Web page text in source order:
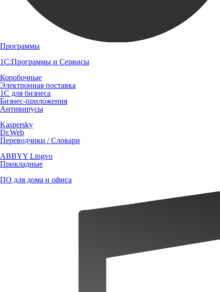
Программы
1С:Программы и Сервисы
Коробочные
Электронная поставка
1С для бизнеса
Бизнес-приложения
Антивирусы
Kaspersky
Dr.Web
Переводчики / Словари
ABBYY Lingvo
Прикладные
ПО для дома и офиса